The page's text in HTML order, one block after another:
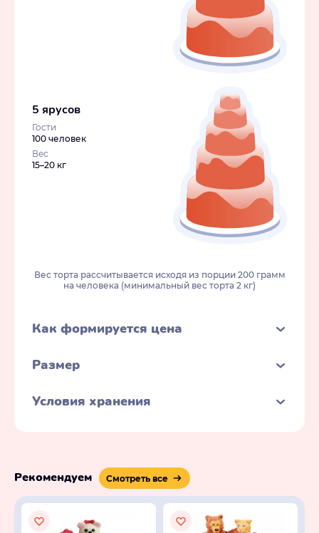
5 ярусов
Гости
100 человек
Вес
15–20 кг
Вес торта рассчитывается исходя из порции 200 грамм
на человека (минимальный вес торта 2 кг)
Как формируется цена
Размер
Условия хранения
Рекомендуем Смотреть все